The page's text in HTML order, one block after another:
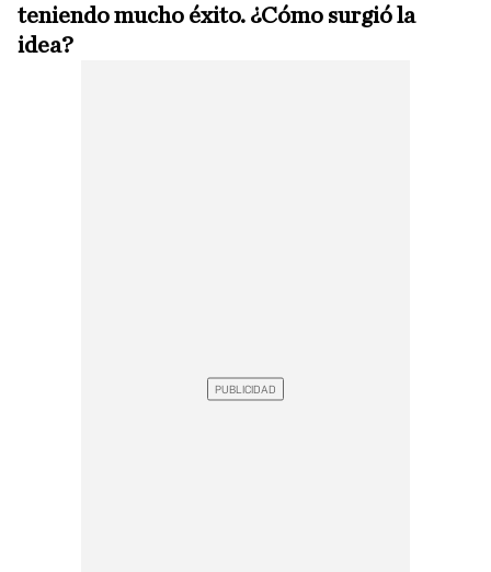
teniendo mucho éxito. ¿Cómo surgió la
idea?